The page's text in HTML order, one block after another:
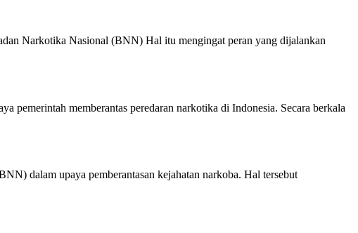
Narkotika Nasional (BNN) Hal itu mengingat peran yang dijalankan
memberantas peredaran narkotika di Indonesia. Secara berkala
dalam upaya pemberantasan kejahatan narkoba. Hal tersebut